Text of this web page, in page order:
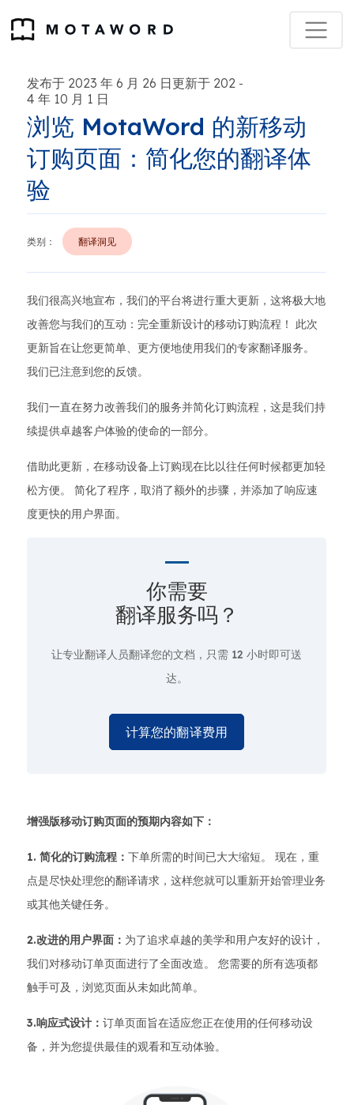
发布于 2023 年 6 月 26 日更新于 202 -
4 年 10 月 1 日
浏览 MotaWord 的新移动
订购页面：简化您的翻译体
验
类别： 翻译洞见
我们很高兴地宣布，我们的平台将进行重大更新，这将极大地
改善您与我们的互动：完全重新设计的移动订购流程！ 此次
更新旨在让您更简单、更方便地使用我们的专家翻译服务。
我们已注意到您的反馈。
我们一直在努力改善我们的服务并简化订购流程，这是我们持
续提供卓越客户体验的使命的一部分。
借助此更新，在移动设备上订购现在比以往任何时候都更加轻
松方便。 简化了程序，取消了额外的步骤，并添加了响应速
度更快的用户界面。
你需要
翻译服务吗？
让专业翻译人员翻译您的文档，只需 12 小时即可送
达。
计算您的翻译费用
增强版移动订购页面的预期内容如下：
1. 简化的订购流程： 下单所需的时间已大大缩短。 现在，重
点是尽快处理您的翻译请求，这样您就可以重新开始管理业务
或其他关键任务。
2.改进的用户界面： 为了追求卓越的美学和用户友好的设计，
我们对移动订单页面进行了全面改造。 您需要的所有选项都
触手可及，浏览页面从未如此简单。
3.响应式设计： 订单页面旨在适应您正在使用的任何移动设
备，并为您提供最佳的观看和互动体验。